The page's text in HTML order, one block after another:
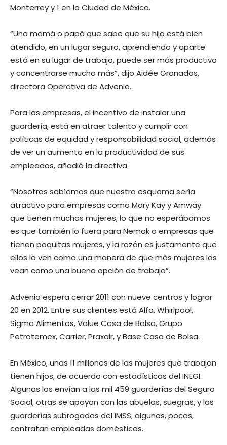
Monterrey y 1 en la Ciudad de México.
“Una mamá o papá que sabe que su hijo está bien
atendido, en un lugar seguro, aprendiendo y aparte
está en su lugar de trabajo, puede ser más productivo
y concentrarse mucho más”, dijo Aidée Granados,
directora Operativa de Advenio.
Para las empresas, el incentivo de instalar una
guardería, está en atraer talento y cumplir con
políticas de equidad y responsabilidad social, además
de ver un aumento en la productividad de sus
empleados, añadió la directiva.
“Nosotros sabíamos que nuestro esquema sería
atractivo para empresas como Mary Kay y Amway
que tienen muchas mujeres, lo que no esperábamos
es que también lo fuera para Nemak o empresas que
tienen poquitas mujeres, y la razón es justamente que
ellos lo ven como una manera de que más mujeres los
vean como una buena opción de trabajo”.
Advenio espera cerrar 2011 con nueve centros y lograr
20 en 2012. Entre sus clientes está Alfa, Whirlpool,
Sigma Alimentos, Value Casa de Bolsa, Grupo
Petrotemex, Carrier, Praxair, y Base Casa de Bolsa.
En México, unas 11 millones de las mujeres que trabajan
tienen hijos, de acuerdo con estadísticas del INEGI.
Algunas los envían a las mil 459 guarderías del Seguro
Social, otras se apoyan con las abuelas, suegras, y las
guarderías subrogadas del IMSS; algunas, pocas,
contratan empleadas domésticas.